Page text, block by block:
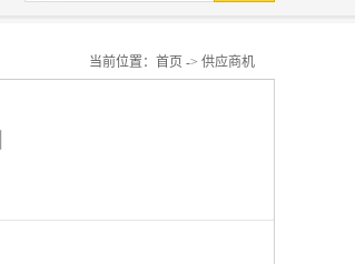
当前位置： 首页 -> 供应商机